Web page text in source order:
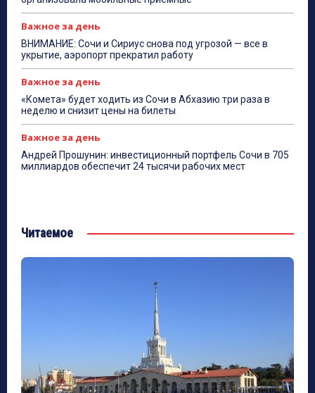
Важное за день
ВНИМАНИЕ: Сочи и Сириус снова под угрозой — все в
укрытие, аэропорт прекратил работу
Важное за день
«Комета» будет ходить из Сочи в Абхазию три раза в
неделю и снизит цены на билеты
Важное за день
Андрей Прошунин: инвестиционный портфель Сочи в 705
миллиардов обеспечит 24 тысячи рабочих мест
Читаемое